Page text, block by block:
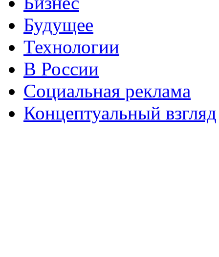
Будущее
Технологии
В России
Социальная реклама
Концептуальный взгляд